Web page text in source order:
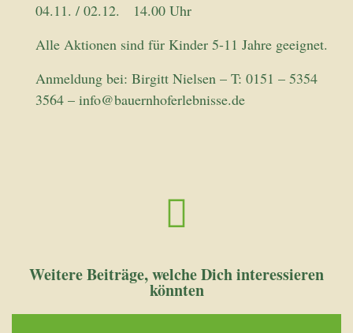
04.11. / 02.12. 14.00 Uhr
Alle Aktionen sind für Kinder 5-11 Jahre geeignet.
Anmeldung bei: Birgitt Nielsen – T: 0151 – 5354
3564 – info@bauernhoferlebnisse.de
Weitere Beiträge, welche Dich interessieren
könnten